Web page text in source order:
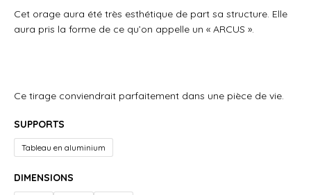
Cet orage aura été très esthétique de part sa structure. Elle
aura pris la forme de ce qu’on appelle un « ARCUS ».
Ce tirage conviendrait parfaitement dans une pièce de vie.
SUPPORTS
Tableau en aluminium
DIMENSIONS